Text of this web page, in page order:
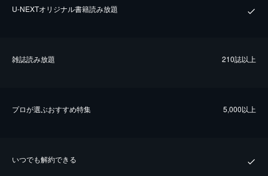
U-NEXTオリジナル書籍読み放題
雑誌読み放題 210誌以上
プロが選ぶおすすめ特集 5,000以上
いつでも解約できる